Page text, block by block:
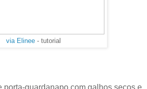
via Elinee - tutorial
porta-guardanapo com galhos secos e